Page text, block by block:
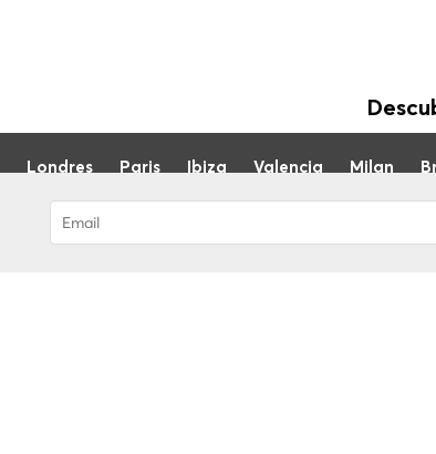
Foi subscrito com sucesso! Receberá o
conta!
Londres Paris Ibiza Valencia Milan
Blog